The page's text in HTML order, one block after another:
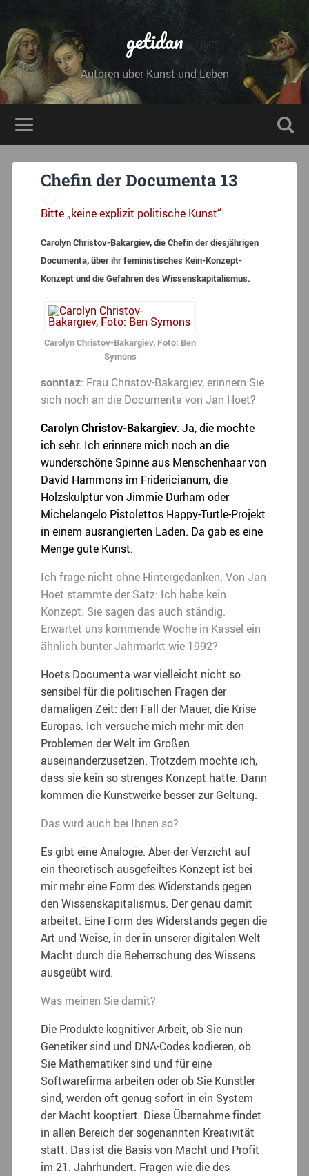
getidan
Autoren über Kunst und Leben
Chefin der Documenta 13
Bitte „keine explizit politische Kunst“
Carolyn Christov-Bakargiev, die Chefin der diesjährigen
Documenta, über ihr feministisches Kein-Konzept-
Konzept und die Gefahren des Wissenskapitalismus.
Carolyn Christov-Bakargiev, Foto: Ben
Symons
sonntaz: Frau Christov-Bakargiev, erinnern Sie
sich noch an die Documenta von Jan Hoet?
Carolyn Christov-Bakargiev: Ja, die mochte
ich sehr. Ich erinnere mich noch an die
wunderschöne Spinne aus Menschenhaar von
David Hammons im Fridericianum, die
Holzskulptur von Jimmie Durham oder
Michelangelo Pistolettos Happy-Turtle-Projekt
in einem ausrangierten Laden. Da gab es eine
Menge gute Kunst.
Ich frage nicht ohne Hintergedanken. Von Jan
Hoet stammte der Satz: Ich habe kein
Konzept. Sie sagen das auch ständig.
Erwartet uns kommende Woche in Kassel ein
ähnlich bunter Jahrmarkt wie 1992?
Hoets Documenta war vielleicht nicht so
sensibel für die politischen Fragen der
damaligen Zeit: den Fall der Mauer, die Krise
Europas. Ich versuche mich mehr mit den
Problemen der Welt im Großen
auseinanderzusetzen. Trotzdem mochte ich,
dass sie kein so strenges Konzept hatte. Dann
kommen die Kunstwerke besser zur Geltung.
Das wird auch bei Ihnen so?
Es gibt eine Analogie. Aber der Verzicht auf
ein theoretisch ausgefeiltes Konzept ist bei
mir mehr eine Form des Widerstands gegen
den Wissenskapitalismus. Der genau damit
arbeitet. Eine Form des Widerstands gegen die
Art und Weise, in der in unserer digitalen Welt
Macht durch die Beherrschung des Wissens
ausgeübt wird.
Was meinen Sie damit?
Die Produkte kognitiver Arbeit, ob Sie nun
Genetiker sind und DNA-Codes kodieren, ob
Sie Mathematiker sind und für eine
Softwarefirma arbeiten oder ob Sie Künstler
sind, werden oft genug sofort in ein System
der Macht kooptiert. Diese Übernahme findet
in allen Bereich der sogenannten Kreativität
statt. Das ist die Basis von Macht und Profit
im 21. Jahrhundert. Fragen wie die des